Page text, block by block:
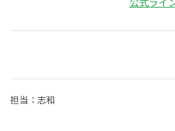
担当：志和